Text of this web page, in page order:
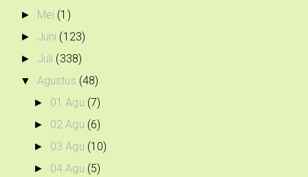
► Mei (1)
► Juni (123)
► Juli (338)
▼ Agustus (48)
► 01 Agu (7)
► 02 Agu (6)
► 03 Agu (10)
► 04 Agu (5)